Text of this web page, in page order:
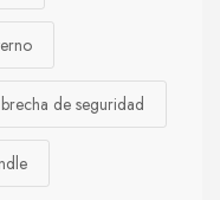
brecha de seguridad